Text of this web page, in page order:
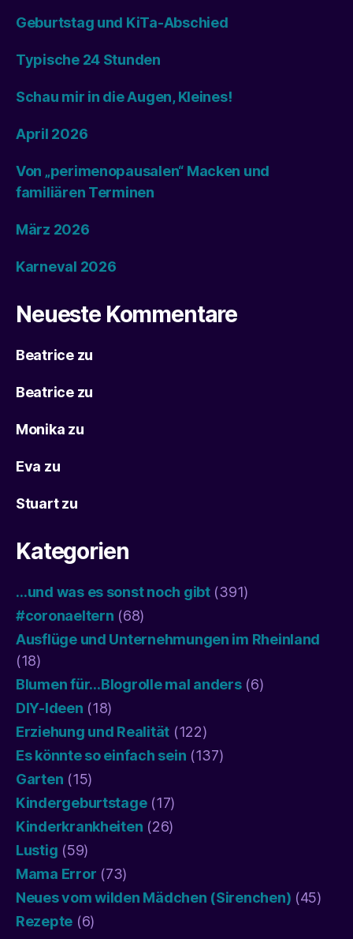
Geburtstag und KiTa-Abschied
Typische 24 Stunden
Schau mir in die Augen, Kleines!
April 2026
Von „perimenopausalen“ Macken und
familiären Terminen
März 2026
Karneval 2026
Neueste Kommentare
Beatricezu
Beatricezu
Monika zu
Eva zu
Stuartzu
Kategorien
…und was es sonst noch gibt(391)
#coronaeltern (68)
Ausflüge und Unternehmungen im Rheinland
(18)
Blumen für…Blogrolle mal anders(6)
DIY-Ideen (18)
Erziehung und Realität (122)
Es könnte so einfach sein (137)
Garten (15)
Kindergeburtstage(17)
Kinderkrankheiten (26)
Lustig (59)
Mama Error (73)
Neues vom wilden Mädchen (Sirenchen) (45)
Rezepte (6)